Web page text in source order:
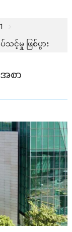
င့်မှု ဖြစ်ပွား
စာ